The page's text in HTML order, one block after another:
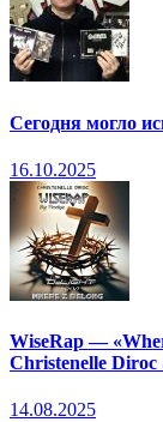
Сегодня могло
16.10.2025
WiseRap —
Christenelle
14.08.2025